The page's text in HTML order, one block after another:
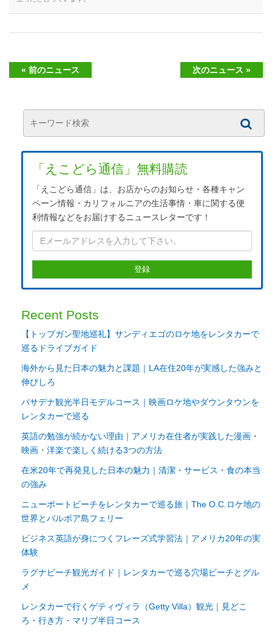
« 前のニュース 次のニュース »
「えこどら通信」無料購読
「えこどら通信」は、お店からのお知らせ・各種キャン
ペーン情報・カリフォルニアの生活事情・車に関する便
利情報などをお届けするニュースレターです！
Recent Posts
【トップガン聖地巡礼】サンディエゴのロケ地をレンタカーで
巡るドライブガイド
海外から見た日本の魅力と課題｜LA在住20年が実感した強みと
伸びしろ
パサデナ観光半日モデルコース｜映画ロケ地やダウンタウンを
レンタカーで巡る
英語の勉強が続かない理由｜アメリカ在住者が実践した漫画・
映画・洋楽で楽しく続ける3つの方法
在米20年で再発見した日本の魅力｜清潔・サービス・食の本当
の強み
ニューポートビーチをレンタカーで巡る旅｜The O.C.ロケ地の
世界とバルボア島フェリー
ビジネス英語が身につくフレーズ式学習法｜アメリカ20年の実
体験
ラグナビーチ観光ガイド｜レンタカーで巡る穴場ビーチとグル
メ
レンタカーで行くゲティヴィラ（Getty Villa）観光｜見どこ
ろ・行き方・マリブ半日コース